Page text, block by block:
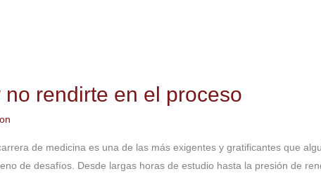
rendirte en el proceso
de medicina es una de las más exigentes y gratificantes que
de desafíos. Desde largas horas de estudio hasta la presión de